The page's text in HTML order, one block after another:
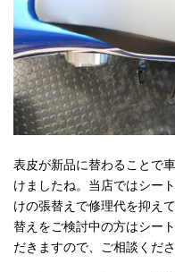
表皮が新品に替わることで
けましたね。当店ではシー
けの張替えで修理代を抑え
替えをご検討中の方はシー
だきますので、ご相談くださ